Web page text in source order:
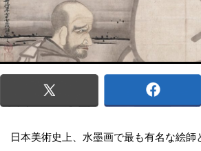
日本美術史上、水墨画で最も有名な絵師